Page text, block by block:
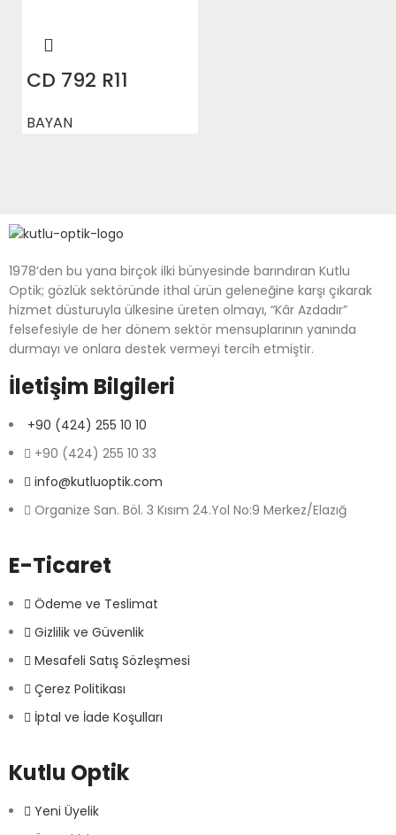
CD 792 R11
BAYAN
1978’den bu yana birçok ilki bünyesinde barındıran Kutlu
Optik; gözlük sektöründe ithal ürün geleneğine karşı çıkarak
hizmet düsturuyla ülkesine üreten olmayı, “Kâr Azdadır”
felsefesiyle de her dönem sektör mensuplarının yanında
durmayı ve onlara destek vermeyi tercih etmiştir.
İletişim Bilgileri
+90 (424) 255 10 10
+90 (424) 255 10 33
info@kutluoptik.com
Organize San. Böl. 3 Kısım 24.Yol No:9 Merkez/Elazığ
E-Ticaret
Ödeme ve Teslimat
Gizlilik ve Güvenlik
Mesafeli Satış Sözleşmesi
Çerez Politikası
İptal ve İade Koşulları
Kutlu Optik
Yeni Üyelik